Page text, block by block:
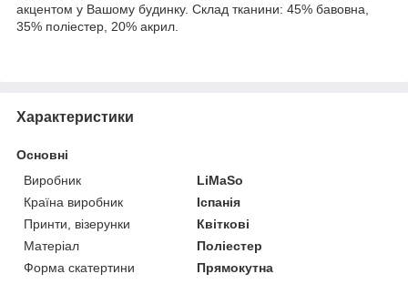
акцентом у Вашому будинку. Склад тканини: 45% бавовна,
35% поліестер, 20% акрил.
Характеристики
Основні
Виробник
LiMaSo
Країна виробник
Іспанія
Принти, візерунки
Квіткові
Матеріал
Поліестер
Форма скатертини
Прямокутна